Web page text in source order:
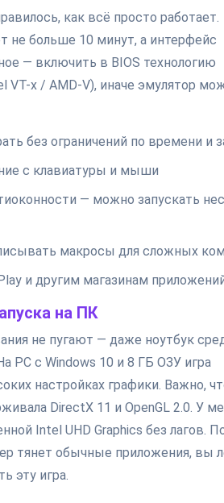
как всё просто работает.
не больше 10 минут, а интерфейс
— включить в BIOS технологию
VT-x / AMD-V), иначе эмулятор
без ограничений по времени и
с клавиатуры и мыши
— можно запускать
макросы для сложных
и другим магазинам
на ПК
не пугают — даже ноутбук
PC с Windows 10 и 8 ГБ ОЗУ игра
настройках графики. Важно,
DirectX 11 и OpenGL 2.0. У
Intel UHD Graphics без лагов.
тянет обычные приложения, вы
эту игра.